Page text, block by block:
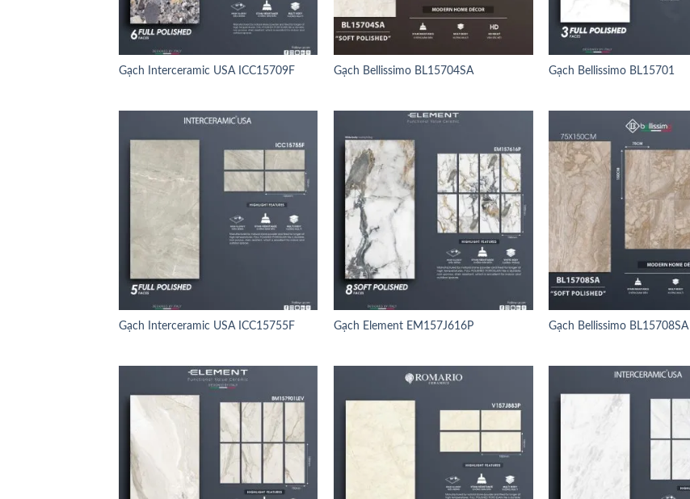
Gạch Interceramic USA ICC15709F Gạch Bellissimo BL15704SA Gạch Bellissimo BL15701
Gạch Interceramic USA ICC15755F Gạch Element EM157J616P Gạch Bellissimo BL15708SA